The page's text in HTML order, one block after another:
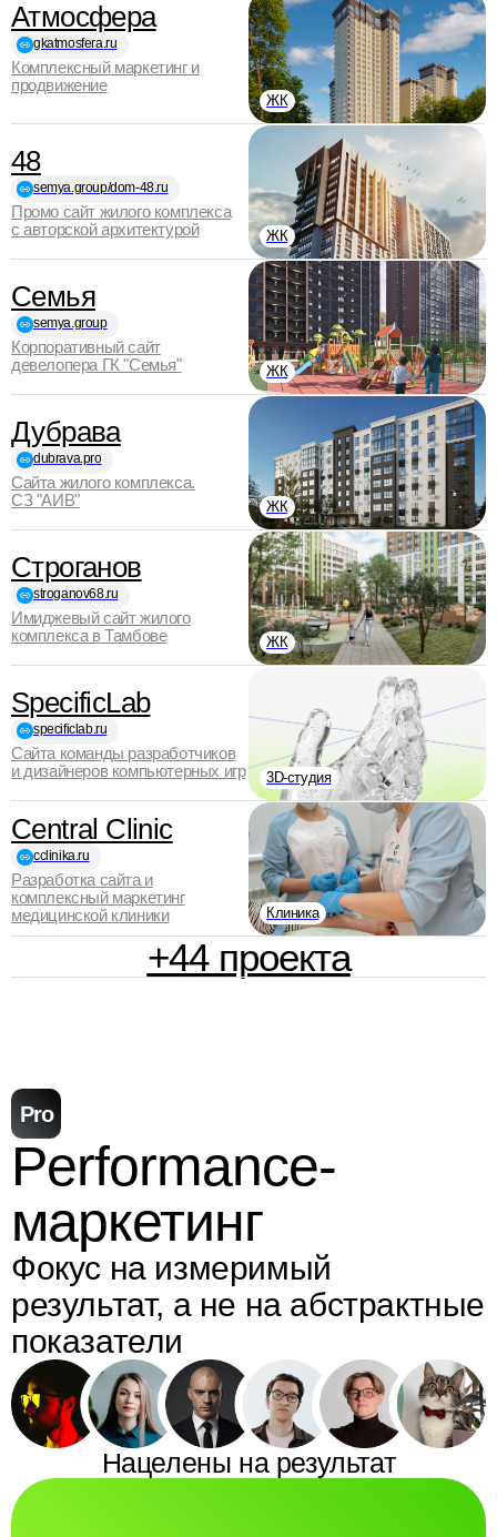
Атмосфера
gkatmosfera.ru
Комплексный маркетинг и
продвижение
ЖК
48
semya.group/dom-48.ru
Промо сайт жилого комплекса
с авторской архитектурой
ЖК
Семья
semya.group
Корпоративный сайт
девелопера ГК "Семья"
ЖК
Дубрава
dubrava.pro
Сайта жилого комплекса.
СЗ "АИВ"
ЖК
Строганов
stroganov68.ru
Имиджевый сайт жилого
комплекса в Тамбове
ЖК
SpecificLab
specificlab.ru
Сайта команды разработчиков
и дизайнеров компьютерных игр
3D-студия
Central Clinic
cclinika.ru
Разработка сайта и
комплексный маркетинг
медицинской клиники
Клиника
+44 проекта
Pro
Performance-
маркетинг
Фокус на измеримый
результат, а не на абстрактные
показатели
Нацелены на результат